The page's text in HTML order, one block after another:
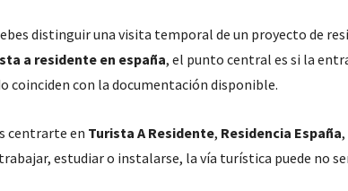
distinguir una visita temporal de un proyecto de
a residente en españa, el punto central es si la
coinciden con la documentación disponible.
centrarte en Turista A Residente, Residencia España,
estudiar o instalarse, la vía turística puede no